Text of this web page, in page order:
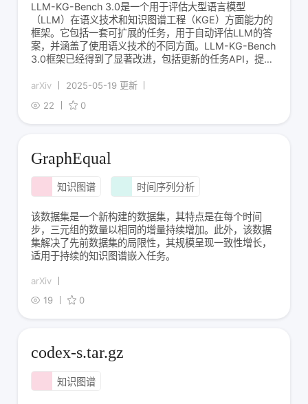
LLM-KG-Bench 3.0是一个用于评估大型语言模型
（LLM）在语义技术和知识图谱工程（KGE）方面能力的
框架。它包括一套可扩展的任务，用于自动评估LLM的答
案，并涵盖了使用语义技术的不同方面。LLM-KG-Bench
3.0框架已经得到了显著改进，包括更新的任务API，提供
vllm库扩展了对各种开放模型的支持。使用超过30个当代
开放和专有LL
arXiv
2025-05-19 更新
22
0
GraphEqual
知识图谱 时间序列分析
该数据集是一个新构建的数据集，其特点是在每个时间
步，三元组的数量以相同的增量持续增加。此外，该数据
集解决了先前数据集的局限性，其规模呈现一致性增长，
适用于持续的知识图谱嵌入任务。
arXiv
19
0
codex-s.tar.gz
知识图谱